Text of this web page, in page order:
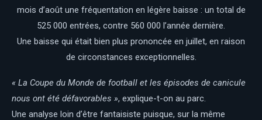
mois d’août une fréquentation en légère baisse : un total de
525 000 entrées, contre 560 000 l’année dernière.
Une baisse qui était bien plus prononcée en juillet, en raison
de circonstances exceptionnelles.
« La Coupe du Monde de football et les épisodes de canicule
nous ont été défavorables », explique-t-on au parc.
Une analyse loin d’être fantaisiste puisque, sur la même